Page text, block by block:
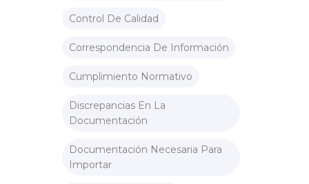
Control De Calidad
Correspondencia De Información
Cumplimiento Normativo
Discrepancias En La
Documentación
Documentación Necesaria Para
Importar